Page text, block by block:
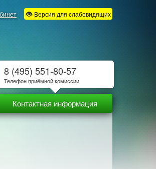
Версия для слабовидящих
Контактная информация
8 (495) 551-80-57
Телефон приёмной комиссии